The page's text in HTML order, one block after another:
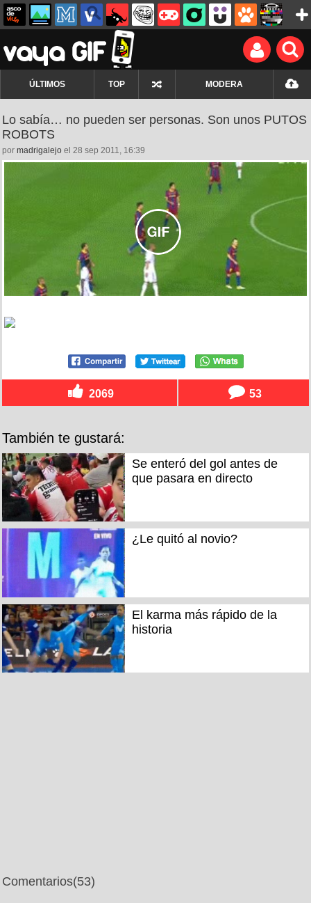
ÚLTIMOS TOP MODERA
Lo sabía… no pueden ser personas. Son unos PUTOS
ROBOTS
por madrigalejo el 28 sep 2011, 16:39
2069 53
También te gustará:
Se enteró del gol antes de
que pasara en directo
¿Le quitó al novio?
El karma más rápido de la
historia
Comentarios(53)